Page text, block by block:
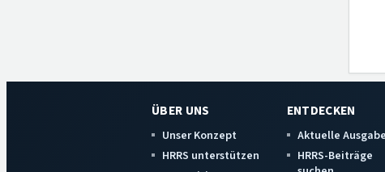
ÜBER UNS
Unser Konzept
HRRS unterstützen
ENTDECKEN
Aktuelle Ausgabe
HRRS-Beiträge